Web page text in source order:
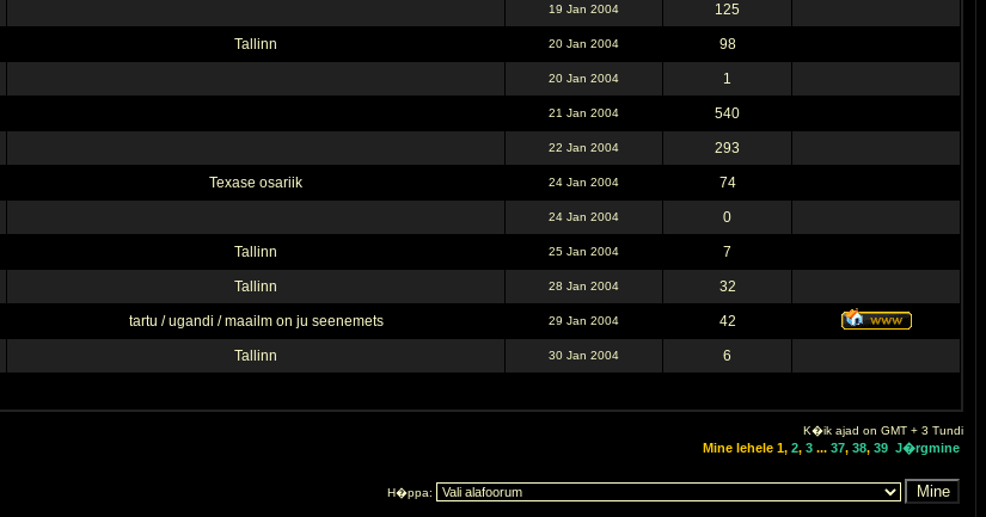
19 Jan 2004 125
Tallinn 20 Jan 2004 98
20 Jan 2004 1
21 Jan 2004 540
22 Jan 2004 293
Texase osariik 24 Jan 2004 74
24 Jan 2004 0
Tallinn 25 Jan 2004 7
Tallinn 28 Jan 2004 32
tartu / ugandi / maailm on ju seenemets 29 Jan 2004 42
Tallinn 30 Jan 2004 6
K�ik ajad on GMT + 3 Tundi
Mine lehele 1, 2, 3 ... 37, 38, 39 J�rgmine
H�ppa: